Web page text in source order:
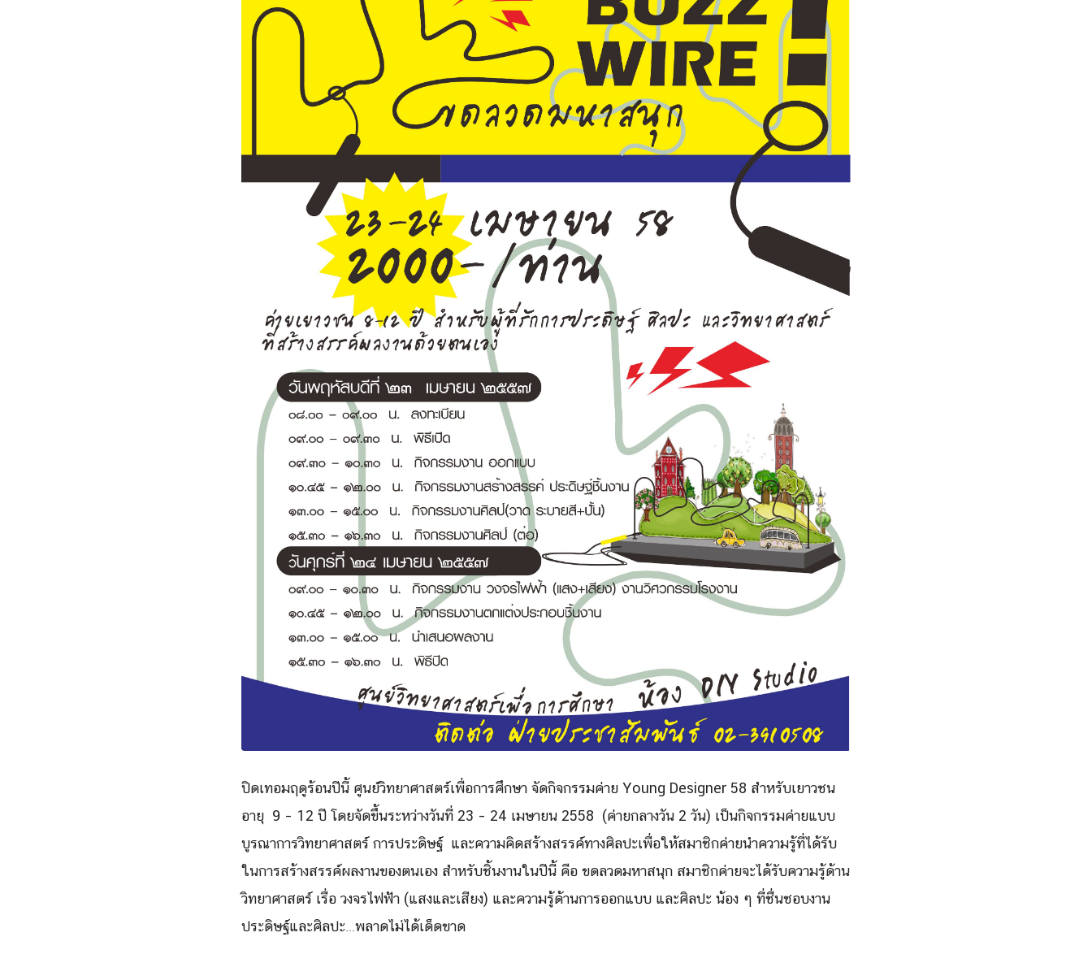
Search
for:
ปิดเทอมฤดูร้อนปีนี้ ศูนย์วิทยาศาสตร์เพื่อการศึกษา จัดกิจกรรมค่าย Young Designer 58 สำหรับเยาวชน
อายุ 9 – 12 ปี โดยจัดขึ้นระหว่างวันที่ 23 – 24 เมษายน 2558 (ค่ายกลางวัน 2 วัน) เป็นกิจกรรมค่ายแบบ
บูรณาการวิทยาศาสตร์ การประดิษฐ์ และความคิดสร้างสรรค์ทางศิลปะเพื่อให้สมาชิกค่ายนำความรู้ที่ได้รับ
ในการสร้างสรรค์ผลงานของตนเอง สำหรับชิ้นงานในปีนี้ คือ ขดลวดมหาสนุก สมาชิกค่ายจะได้รับความรู้ด้าน
วิทยาศาสตร์ เรื่อ วงจรไฟฟ้า (แสงและเสียง) และความรู้ด้านการออกแบบ และศิลปะ น้อง ๆ ที่ชื่นชอบงาน
ประดิษฐ์และศิลปะ…พลาดไม่ได้เด็ดขาด